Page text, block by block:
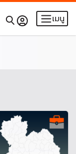
เมนู